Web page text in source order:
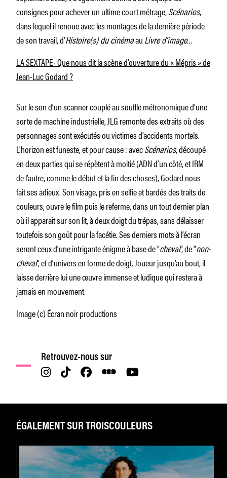
consignes pour achever un ultime court métrage,Scénarios,
dans lequel il renoue avec les montages de la dernière période
de son travail, d’Histoire(s) du cinémaauLivre d’image…
LA SEXTAPE · Que nous dit la scène d’ouverture du « Mépris » de
Jean-Luc Godard ?
Sur le son d’un scanner couplé au souffle métronomique d’une
sorte de machine industrielle, JLG remonte des extraits où des
personnages sont exécutés ou victimes d’accidents mortels.
L’horizon est funeste, et pour cause : avecScénarios, découpé
en deux parties qui se répètent à moitié (ADN d’un côté, et IRM
de l’autre, comme le début et la fin des choses), Godard nous
fait ses adieux. Son visage, pris en selfie et bardés des traits de
couleurs, ouvre le film puis le referme, dans un tout dernier plan
où il apparaît sur son lit, à deux doigt du trépas, sans délaisser
toutefois son goût pour la facétie. Ses derniers mots à l’écran
seront ceux d’une intrigante énigme à base de “cheval”, de “non-
cheval”, et d’univers en forme de doigt. Joueur jusqu’au bout, il
laisse derrière lui une œuvre immense et ludique qui restera à
jamais en mouvement.
Image (c) Écran noir productions
Retrouvez-nous sur
ÉGALEMENT SUR TROISCOULEURS